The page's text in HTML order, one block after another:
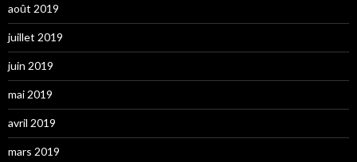
août 2019
juillet 2019
juin 2019
mai 2019
avril 2019
mars 2019